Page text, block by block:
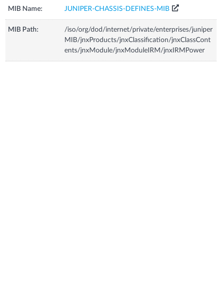
MIB Name: JUNIPER-CHASSIS-DEFINES-MIB
MIB Path:
/iso/org/dod/internet/private/enterprises/juniper
MIB/jnxProducts/jnxClassification/jnxClassCont
ents/jnxModule/jnxModuleIRM/jnxIRMPower